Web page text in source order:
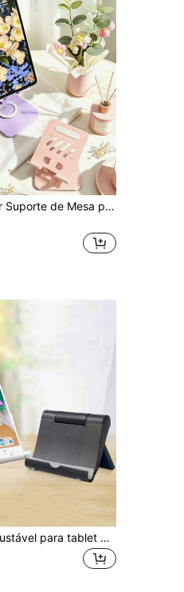
CyberDyer Suporte de Mesa para Tablet, Acessório de Mesa Dobrável para E-Reader, Adequado para Dispositivos de 4,7-13 Polegadas, Suporte Dobrável Portátil, Adequado para Escritório e Cozinha
Suporte ajustável para tablet de mesa, multifuncional, dobrável e desleixado, compatível com iPhone, Android, presente de aniversário, família, suporte para celular de amigos, acessórios para celular